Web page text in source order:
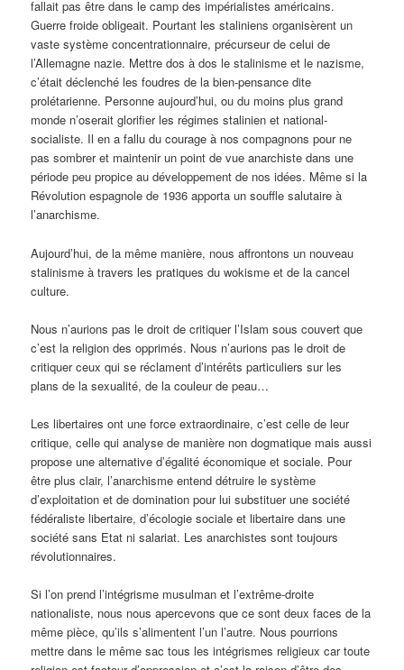
fallait pas être dans le camp des impérialistes américains.
Guerre froide obligeait. Pourtant les staliniens organisèrent un
vaste système concentrationnaire, précurseur de celui de
l’Allemagne nazie. Mettre dos à dos le stalinisme et le nazisme,
c’était déclenché les foudres de la bien-pensance dite
prolétarienne. Personne aujourd’hui, ou du moins plus grand
monde n’oserait glorifier les régimes stalinien et national-
socialiste. Il en a fallu du courage à nos compagnons pour ne
pas sombrer et maintenir un point de vue anarchiste dans une
période peu propice au développement de nos idées. Même si la
Révolution espagnole de 1936 apporta un souffle salutaire à
l’anarchisme.
Aujourd’hui, de la même manière, nous affrontons un nouveau
stalinisme à travers les pratiques du wokisme et de la cancel
culture.
Nous n’aurions pas le droit de critiquer l’Islam sous couvert que
c’est la religion des opprimés. Nous n’aurions pas le droit de
critiquer ceux qui se réclament d’intérêts particuliers sur les
plans de la sexualité, de la couleur de peau…
Les libertaires ont une force extraordinaire, c’est celle de leur
critique, celle qui analyse de manière non dogmatique mais aussi
propose une alternative d’égalité économique et sociale. Pour
être plus clair, l’anarchisme entend détruire le système
d’exploitation et de domination pour lui substituer une société
fédéraliste libertaire, d’écologie sociale et libertaire dans une
société sans Etat ni salariat. Les anarchistes sont toujours
révolutionnaires.
Si l’on prend l’intégrisme musulman et l’extrême-droite
nationaliste, nous nous apercevons que ce sont deux faces de la
même pièce, qu’ils s’alimentent l’un l’autre. Nous pourrions
mettre dans le même sac tous les intégrismes religieux car toute